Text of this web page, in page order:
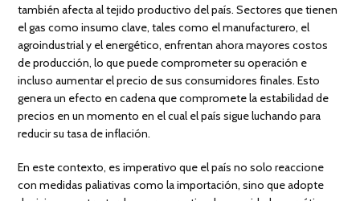
también afecta al tejido productivo del país. Sectores que tienen
el gas como insumo clave, tales como el manufacturero, el
agroindustrial y el energético, enfrentan ahora mayores costos
de producción, lo que puede comprometer su operación e
incluso aumentar el precio de sus consumidores finales. Esto
genera un efecto en cadena que compromete la estabilidad de
precios en un momento en el cual el país sigue luchando para
reducir su tasa de inflación.
En este contexto, es imperativo que el país no solo reaccione
con medidas paliativas como la importación, sino que adopte